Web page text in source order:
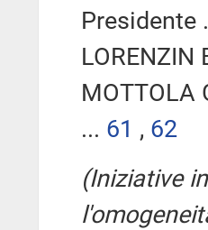
Presidente
MOTTOLA
... 61 , 62
(Iniziative